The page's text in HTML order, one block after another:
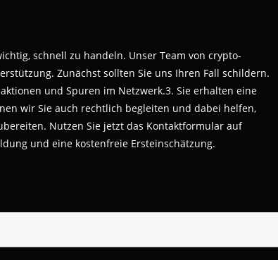
schnell zu handeln. Unser Team von crypto-
Zunächst sollten Sie uns Ihren Fall schildern.
und Spuren im Netzwerk.3. Sie erhalten eine
wir Sie auch rechtlich begleiten und dabei helfen,
Nutzen Sie jetzt das Kontaktformular auf
und eine kostenfreie Ersteinschätzung.